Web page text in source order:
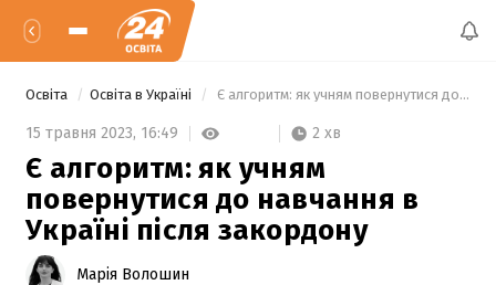
Освіта Освіта в Україні Є алгоритм: як учням повернутися до навчання в Україні після закордону
15 травня 2023, 16:49 2 хв
Є алгоритм: як учням
повернутися до навчання в
Україні після закордону
Марія Волошин